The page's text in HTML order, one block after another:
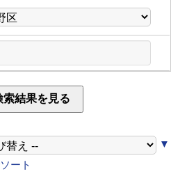
▼
ート